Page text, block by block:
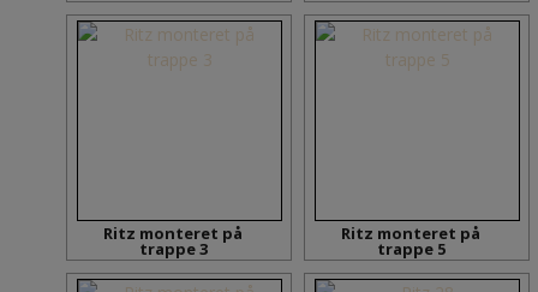
Ritz monteret på
trappe 3
Ritz monteret på
trappe 5